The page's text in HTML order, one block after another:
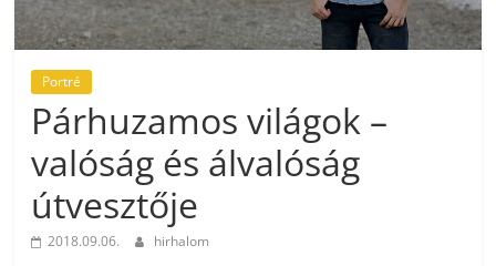
Portré
Párhuzamos világok –
valóság és álvalóság
útvesztője
2018.09.06. hirhalom